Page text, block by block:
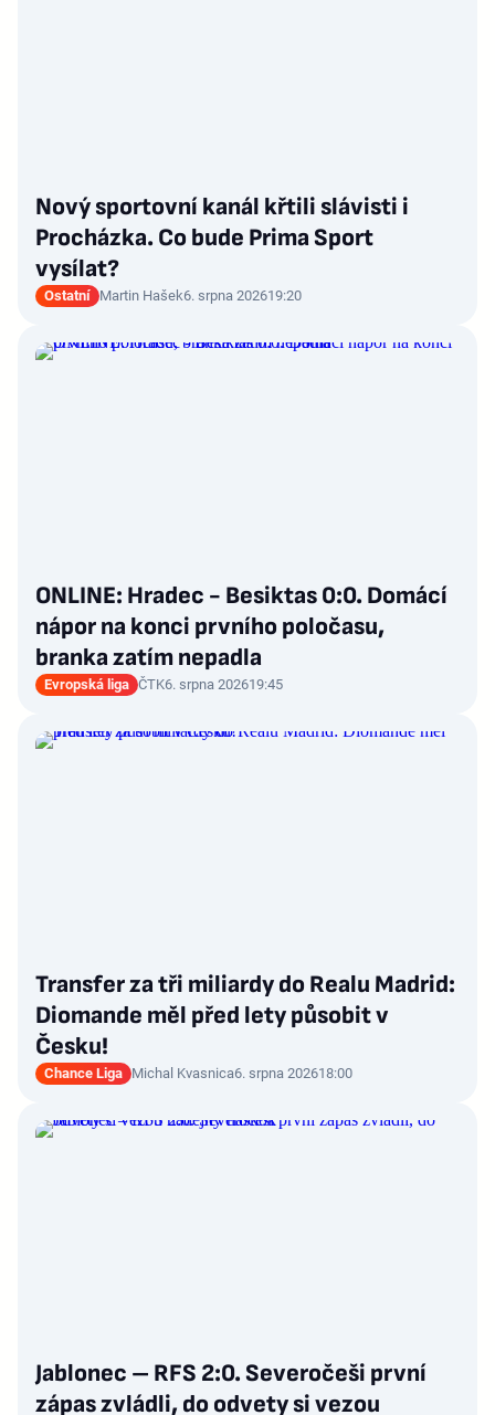
Nový sportovní kanál křtili slávisti i
Procházka. Co bude Prima Sport
vysílat?
Ostatní Martin Hašek6. srpna 202619:20
ONLINE: Hradec - Besiktas 0:0. Domácí
nápor na konci prvního poločasu,
branka zatím nepadla
Evropská liga ČTK6. srpna 202619:45
Transfer za tři miliardy do Realu Madrid:
Diomande měl před lety působit v
Česku!
Chance Liga Michal Kvasnica6. srpna 202618:00
Jablonec – RFS 2:0. Severočeši první
zápas zvládli, do odvety si vezou